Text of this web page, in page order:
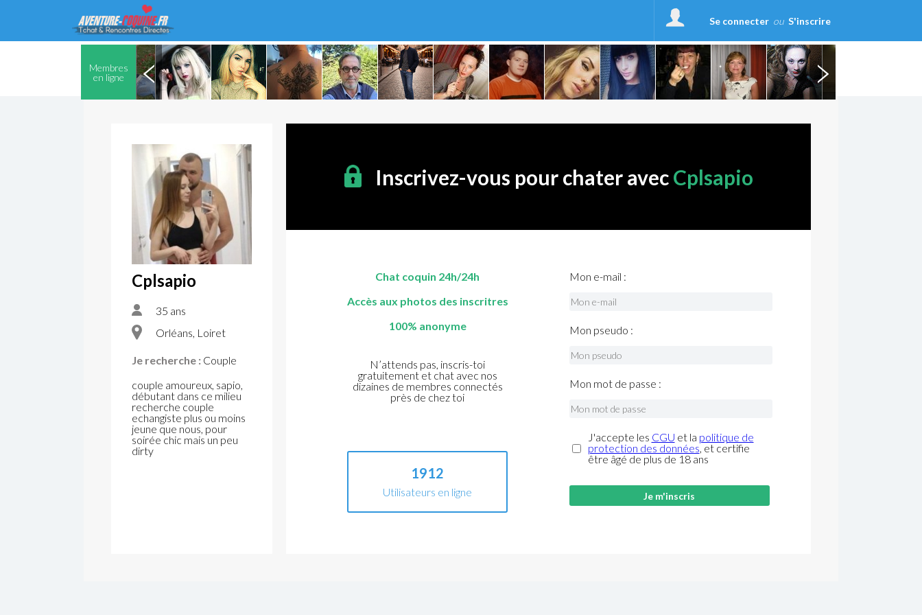
Se connecter ou S'inscrire
Membres
en ligne
Cplsapio
35 ans
Orléans, Loiret
Je recherche : Couple
couple amoureux, sapio,
débutant dans ce milieu
recherche couple
echangiste plus ou moins
jeune que nous, pour
soirée chic mais un peu
dirty
Inscrivez-vous pour chater avecCplsapio
Chat coquin 24h/24h
Accès aux photos des inscritres
100% anonyme
N’attends pas, inscris-toi
gratuitement et chat avec nos
dizaines de membres connectés
près de chez toi
1912
Utilisateurs en ligne
Mon e-mail :
Mon pseudo :
Mon mot de passe :
J'accepte les CGU et la politique de
protection des données, et certifie
être âgé de plus de 18 ans